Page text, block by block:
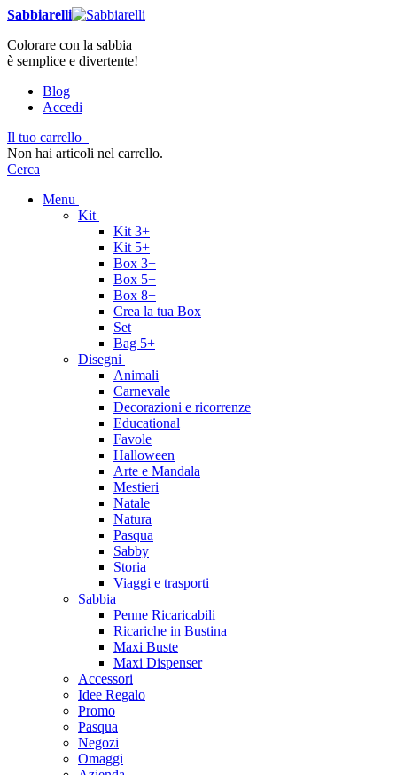
Sabbiarelli
Colorare con la sabbia
è semplice e divertente!
Blog
Accedi
Il tuo carrello
Non hai articoli nel carrello.
Cerca
Menu
Kit
Kit 3+
Kit 5+
Box 3+
Box 5+
Box 8+
Crea la tua Box
Set
Bag 5+
Disegni
Animali
Carnevale
Decorazioni e ricorrenze
Educational
Favole
Halloween
Arte e Mandala
Mestieri
Natale
Natura
Pasqua
Sabby
Storia
Viaggi e trasporti
Sabbia
Penne Ricaricabili
Ricariche in Bustina
Maxi Buste
Maxi Dispenser
Accessori
Idee Regalo
Promo
Pasqua
Negozi
Omaggi